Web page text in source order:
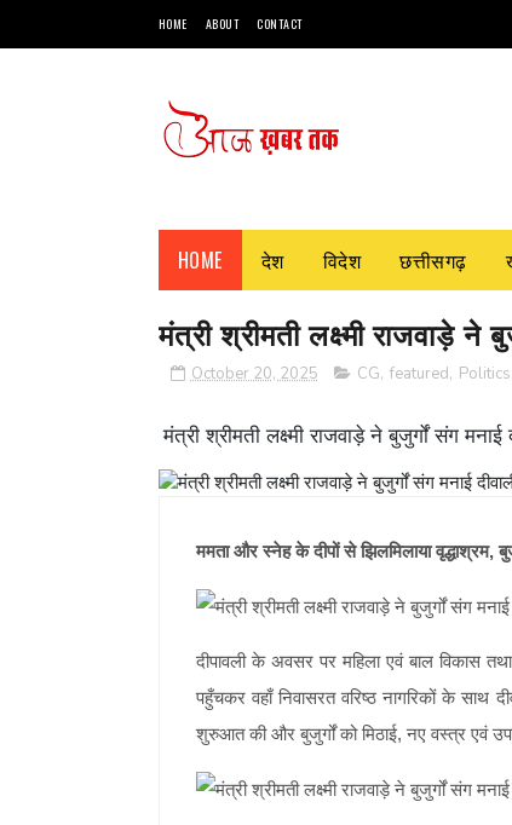
HOME ABOUT CONTACT
HOME देश विदेश छत्तीसगढ़
मंत्री श्रीमती लक्ष्मी राजवाड़े ने
October 20, 2025 CG, featured, Politics
मंत्री श्रीमती लक्ष्मी राजवाड़े ने बुजुर्गों संग मनाई
ममता और स्नेह के दीपों से झिलमिलाया वृद्धाश्रम,
दीपावली के अवसर पर महिला एवं बाल विकास
पहुँचकर वहाँ निवासरत वरिष्ठ नागरिकों के साथ
शुरुआत की और बुजुर्गों को मिठाई, नए वस्त्र एवं